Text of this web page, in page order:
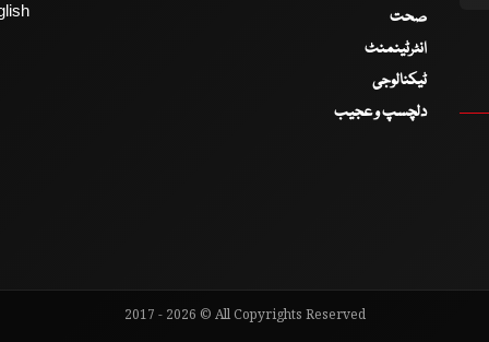
صحت
انٹرٹینمنٹ
ٹیکنالوجی
دلچسپ و عجیب
2017 - 2026 © All Copyrights Reserved